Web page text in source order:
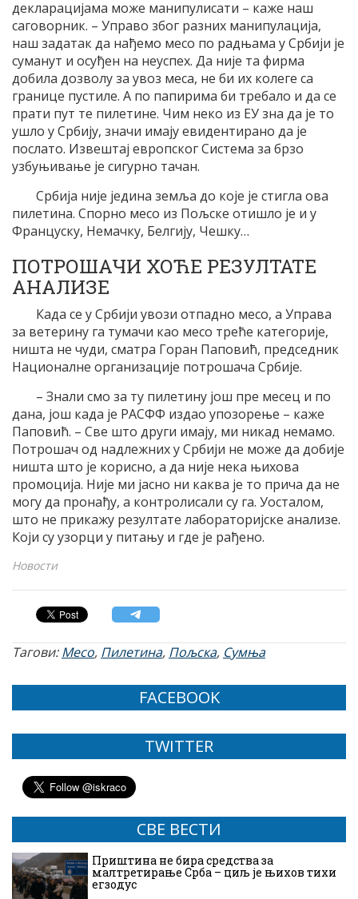
декларацијама може манипулисати – каже наш
саговорник. – Управо због разних манипулација,
наш задатак да нађемо месо по радњама у Србији је
суманут и осуђен на неуспех. Да није та фирма
добила дозволу за увоз меса, не би их колеге са
границе пустиле. А по папирима би требало и да се
прати пут те пилетине. Чим неко из ЕУ зна да је то
ушло у Србију, значи имају евидентирано да је
послато. Извештај европског Система за брзо
узбуњивање је сигурно тачан.
Србија није једина земља до које је стигла ова
пилетина. Спорно месо из Пољске отишло је и у
Француску, Немачку, Белгију, Чешку…
ПОТРОШАЧИ ХОЋЕ РЕЗУЛТАТЕ
АНАЛИЗЕ
Када се у Србији увози отпадно месо, а Управа
за ветерину га тумачи као месо треће категорије,
ништа не чуди, сматра Горан Паповић, председник
Националне организације потрошача Србије.
– Знали смо за ту пилетину још пре месец и по
дана, још када је РАСФФ издао упозорење – каже
Паповић. – Све што други имају, ми никад немамо.
Потрошач од надлежних у Србији не може да добије
ништа што је корисно, а да није нека њихова
промоција. Није ми јасно ни каква је то прича да не
могу да пронађу, а контролисали су га. Уосталом,
што не прикажу резултате лабораторијске анализе.
Који су узорци у питању и где је рађено.
Новости
Тагови:Месо, Пилетина, Пољска, Сумња
FACEBOOK
TWITTER
СВЕ ВЕСТИ
Приштина не бира средства за
малтретирање Срба – циљ је њихов тихи
егзодус